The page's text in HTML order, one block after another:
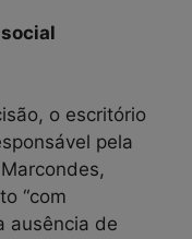
o escritório
pela
“com
ausência de